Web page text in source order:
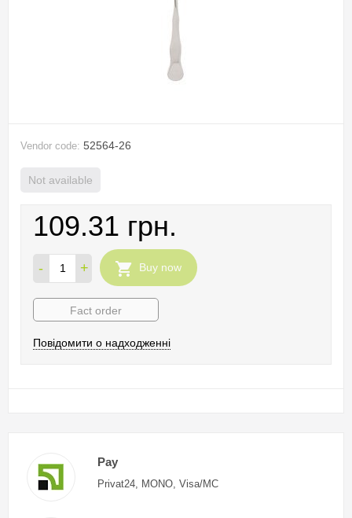
Vendor code: 52564-26
Not available
109.31 грн.
- + Buy now
Fact order
Повідомити о надходженні
Pay
Privat24, MONO, Visa/MC